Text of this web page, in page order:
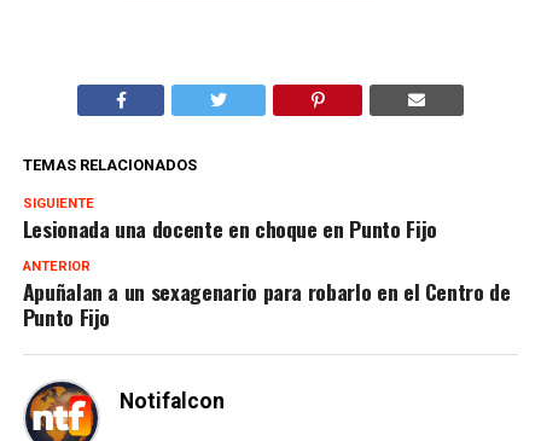
TEMAS RELACIONADOS
SIGUIENTE
Lesionada una docente en choque en Punto Fijo
ANTERIOR
Apuñalan a un sexagenario para robarlo en el Centro de
Punto Fijo
Notifalcon